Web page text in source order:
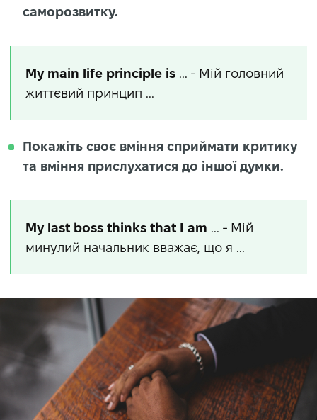
саморозвитку.
My main life principle is ... - Мій головний
життєвий принцип ...
Покажіть своє вміння сприймати критику
та вміння прислухатися до іншої думки.
My last boss thinks that I am ... - Мій
минулий начальник вважає, що я ...